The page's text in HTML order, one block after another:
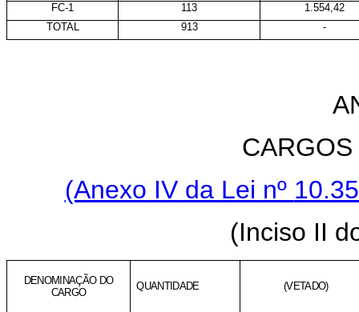
FC-1
113
1.554,42
TOTAL
913 -
(Anexo IV da Lei nº
(Inciso II
DENOMINAÇÃO DO
CARGO
QUANTIDADE (VETADO)